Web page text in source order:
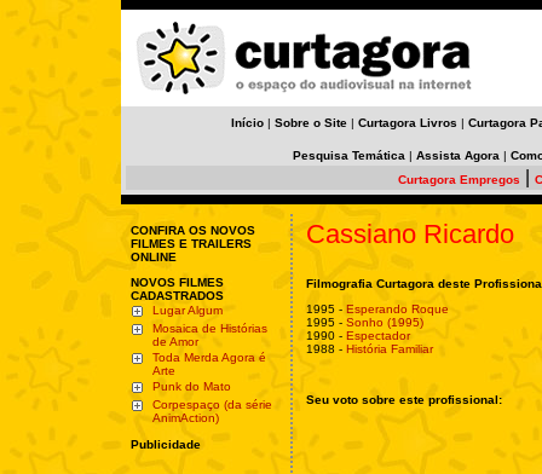
Início | Sobre o Site | Curtagora Livros | Curtagora
Pesquisa Temática | Assista Agora |
Curtagora Empregos
CONFIRA OS NOVOS
FILMES E TRAILERS
ONLINE
NOVOS FILMES
CADASTRADOS
Lugar Algum
Mosaica de Histórias
de Amor
Toda Merda Agora é
Arte
Punk do Mato
Corpespaço (da série
AnimAction)
Publicidade
Cassiano Ricardo
Filmografia Curtagora deste
1995 - Esperando Roque
1995 - Sonho (1995)
1990 - Espectador
1988 - História Familiar
Seu voto sobre este profissional: